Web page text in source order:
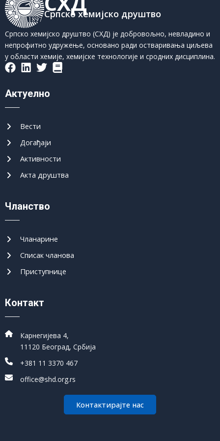
Српско хемијско друштво
Српско хемијско друштво (СХД) је добровољно, невладино и
непрофитно удружење, основано ради остваривања циљева
у области хемије, хемијске технологије и сродних дисциплина.
Актуелно
Вести
Догађаји
Активности
Акта друштва
Чланство
Чланарине
Списак чланова
Приступнице
Контакт
Карнегијева 4,
11120 Београд, Србија
+381 11 3370 467
office@shd.org.rs
Контактирајте нас